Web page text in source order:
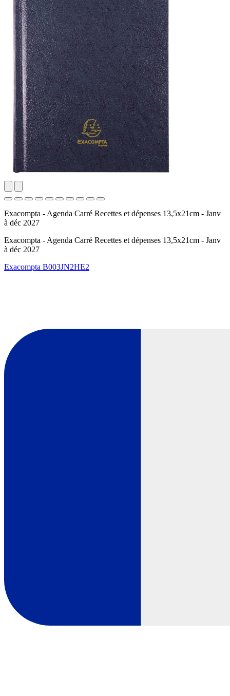
Exacompta - Agenda Carré Recettes et dépenses 13,5x21cm - Janv
à déc 2027
Exacompta - Agenda Carré Recettes et dépenses 13,5x21cm - Janv
à déc 2027
Exacompta B003JN2HE2